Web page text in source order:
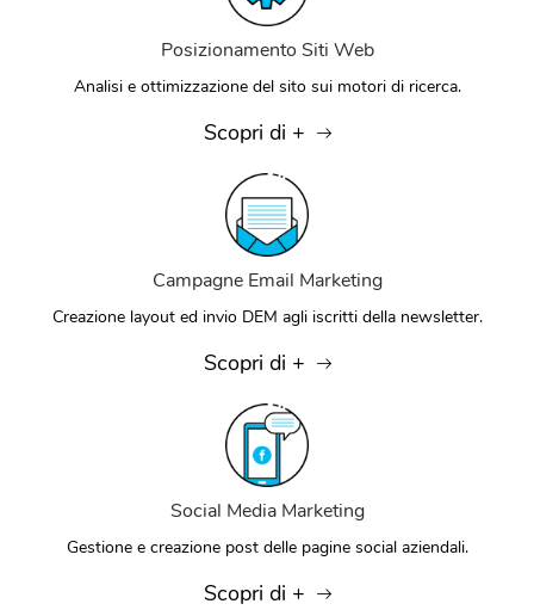
Posizionamento Siti Web
Analisi e ottimizzazione del sito sui motori di ricerca.
Scopri di +
Campagne Email Marketing
Creazione layout ed invio DEM agli iscritti della newsletter.
Scopri di +
Social Media Marketing
Gestione e creazione post delle pagine social aziendali.
Scopri di +